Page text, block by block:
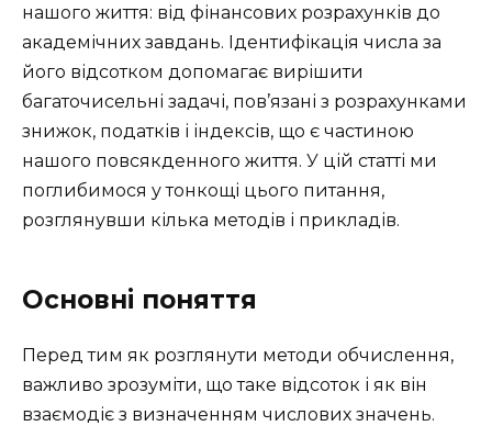
нашого життя: від фінансових розрахунків до
академічних завдань. Ідентифікація числа за
його відсотком допомагає вирішити
багаточисельні задачі, пов’язані з розрахунками
знижок, податків і індексів, що є частиною
нашого повсякденного життя. У цій статті ми
поглибимося у тонкощі цього питання,
розглянувши кілька методів і прикладів.
Основні поняття
Перед тим як розглянути методи обчислення,
важливо зрозуміти, що таке відсоток і як він
взаємодіє з визначенням числових значень.